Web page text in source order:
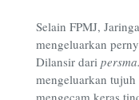
Selain FPMJ,
mengeluarkan
Dilansir dari
mengeluarkan
mengecam keras